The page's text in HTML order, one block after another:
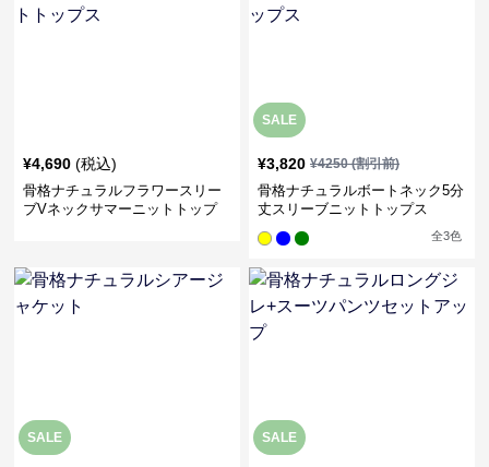
¥4,690 (税込)
骨格ナチュラルフラワースリー
ブVネックサマーニットトップ
SALE
¥3,820 ¥4250(割引前)
骨格ナチュラルボートネック5分
丈スリーブニットトップス
全3色
SALE SALE